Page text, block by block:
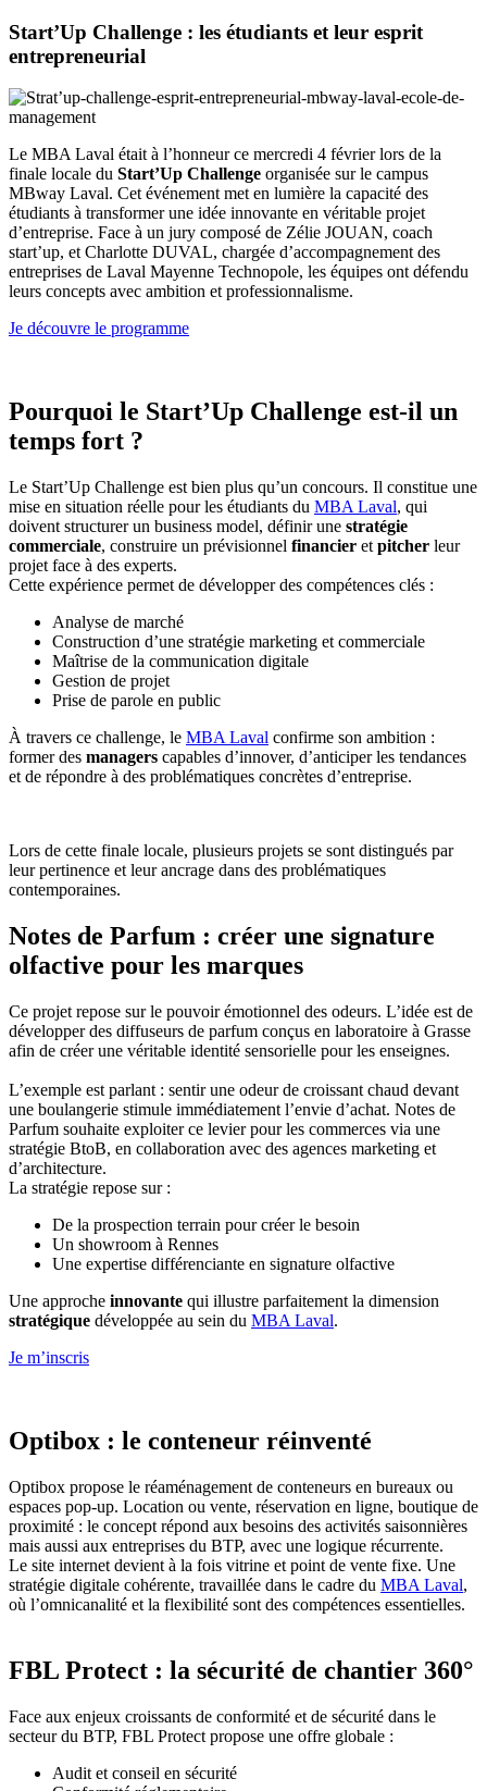
Start’Up Challenge : les étudiants et leur esprit
entrepreneurial
Le MBA Laval était à l’honneur ce mercredi 4 février lors de la
finale locale du Start’Up Challenge organisée sur le campus
MBway Laval. Cet événement met en lumière la capacité des
étudiants à transformer une idée innovante en véritable projet
d’entreprise. Face à un jury composé de Zélie JOUAN, coach
start’up, et Charlotte DUVAL, chargée d’accompagnement des
entreprises de Laval Mayenne Technopole, les équipes ont défendu
leurs concepts avec ambition et professionnalisme.
Je découvre le programme
Pourquoi le Start’Up Challenge est-il un
temps fort ?
Le Start’Up Challenge est bien plus qu’un concours. Il constitue une
mise en situation réelle pour les étudiants du MBA Laval, qui
doivent structurer un business model, définir une stratégie
commerciale, construire un prévisionnel financier et pitcher leur
projet face à des experts.
Cette expérience permet de développer des compétences clés :
Analyse de marché
Construction d’une stratégie marketing et commerciale
Maîtrise de la communication digitale
Gestion de projet
Prise de parole en public
À travers ce challenge, le MBA Laval confirme son ambition :
former des managers capables d’innover, d’anticiper les tendances
et de répondre à des problématiques concrètes d’entreprise.
Lors de cette finale locale, plusieurs projets se sont distingués par
leur pertinence et leur ancrage dans des problématiques
contemporaines.
Notes de Parfum : créer une signature
olfactive pour les marques
Ce projet repose sur le pouvoir émotionnel des odeurs. L’idée est de
développer des diffuseurs de parfum conçus en laboratoire à Grasse
afin de créer une véritable identité sensorielle pour les enseignes.
L’exemple est parlant : sentir une odeur de croissant chaud devant
une boulangerie stimule immédiatement l’envie d’achat. Notes de
Parfum souhaite exploiter ce levier pour les commerces via une
stratégie BtoB, en collaboration avec des agences marketing et
d’architecture.
La stratégie repose sur :
De la prospection terrain pour créer le besoin
Un showroom à Rennes
Une expertise différenciante en signature olfactive
Une approche innovante qui illustre parfaitement la dimension
stratégique développée au sein du MBA Laval.
Je m’inscris
Optibox : le conteneur réinventé
Optibox propose le réaménagement de conteneurs en bureaux ou
espaces pop-up. Location ou vente, réservation en ligne, boutique de
proximité : le concept répond aux besoins des activités saisonnières
mais aussi aux entreprises du BTP, avec une logique récurrente.
Le site internet devient à la fois vitrine et point de vente fixe. Une
stratégie digitale cohérente, travaillée dans le cadre du MBA Laval,
où l’omnicanalité et la flexibilité sont des compétences essentielles.
FBL Protect : la sécurité de chantier 360°
Face aux enjeux croissants de conformité et de sécurité dans le
secteur du BTP, FBL Protect propose une offre globale :
Audit et conseil en sécurité